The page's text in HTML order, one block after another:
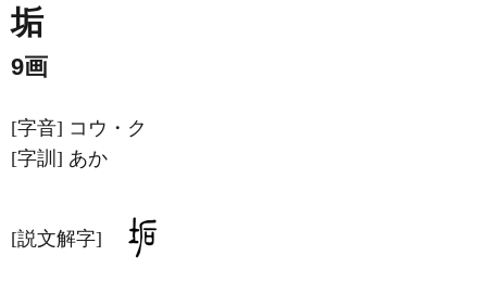
垢
9画
[字音] コウ・ク
[字訓] あか
[説文解字]